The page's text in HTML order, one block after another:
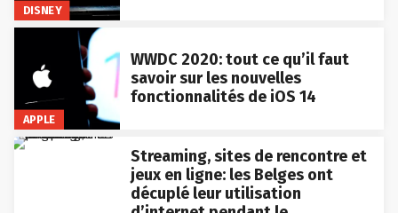
DISNEY
APPLE
WWDC 2020: tout ce qu’il faut
savoir sur les nouvelles
fonctionnalités de iOS 14
Streaming, sites de rencontre et
jeux en ligne: les Belges ont
décuplé leur utilisation